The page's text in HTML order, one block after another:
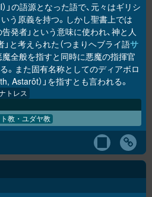
）」の語源となった語で、元々はギリシ
いう原義を持つ。しかし聖書上では
告発者」という意味に使われ、神と人
と考えられた（つまりヘブライ語サ
魔全般を指すと同時に悪魔の指揮官
。また固有名称としてのディアボロ
Astarôt）」を指すとも言われる。
トレス
教・ユダヤ教